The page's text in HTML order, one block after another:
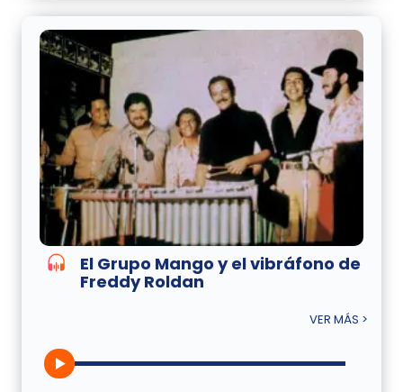
El Grupo Mango y el vibráfono de
Freddy Roldan
VER MÁS >